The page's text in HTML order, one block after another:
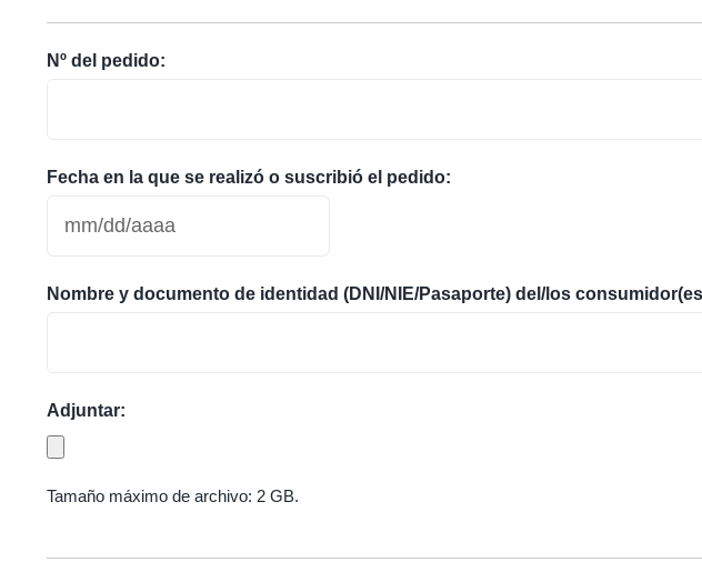
Nº del pedido:
Fecha en la que se realizó o suscribió el pedido:
barra
Nombre y documento de identidad (DNI/NIE/Pasaporte) del/los
Adjuntar:
Tamaño máximo de archivo: 2 GB.